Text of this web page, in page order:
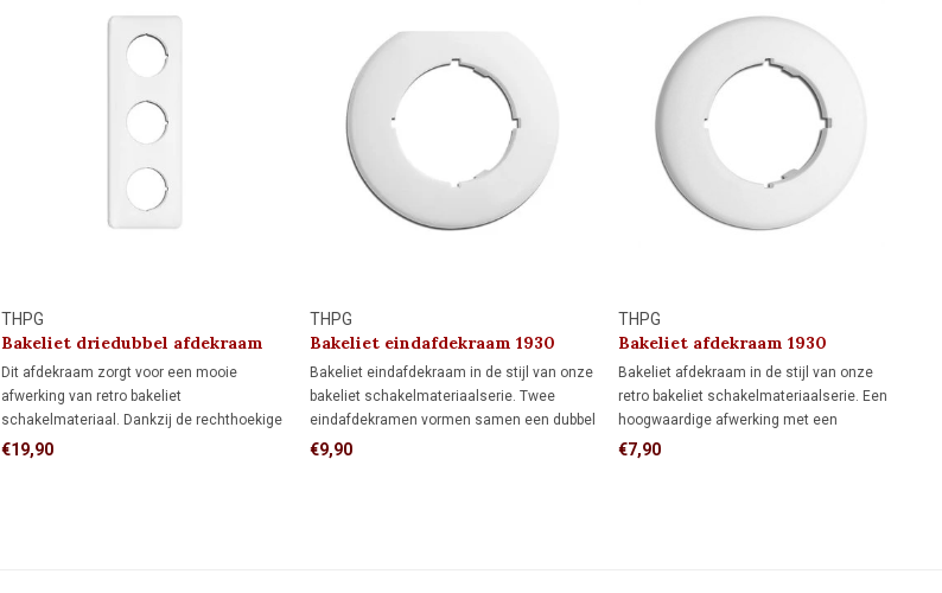
THPG
Bakeliet driedubbel afdekraam
1930
Dit afdekraam zorgt voor een mooie
afwerking van retro bakeliet
schakelmateriaal. Dankzij de rechthoekige
vorm biedt het meer dekking rondom de
€19,90
THPG
Bakeliet eindafdekraam 1930
Bakeliet eindafdekraam in de stijl van onze
bakeliet schakelmateriaalserie. Twee
eindafdekramen vormen samen een dubbel
afdekraam. Samen met een
€9,90
THPG
Bakeliet afdekraam 1930
Bakeliet afdekraam in de stijl van onze
retro bakeliet schakelmateriaalserie. Een
hoogwaardige afwerking met een
authentieke uitstraling.
€7,90